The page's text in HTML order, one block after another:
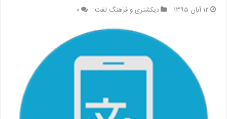
۱۲ آبان ۱۳۹۵ دیکشنری و فرهنگ لغت ۰